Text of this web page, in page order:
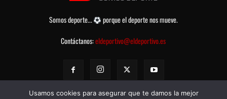
Somos deporte...
porque el deporte nos mueve.
Contáctanos:eldeportivo@eldeportivo.es
Usamos cookies para asegurar que te damos la mejor